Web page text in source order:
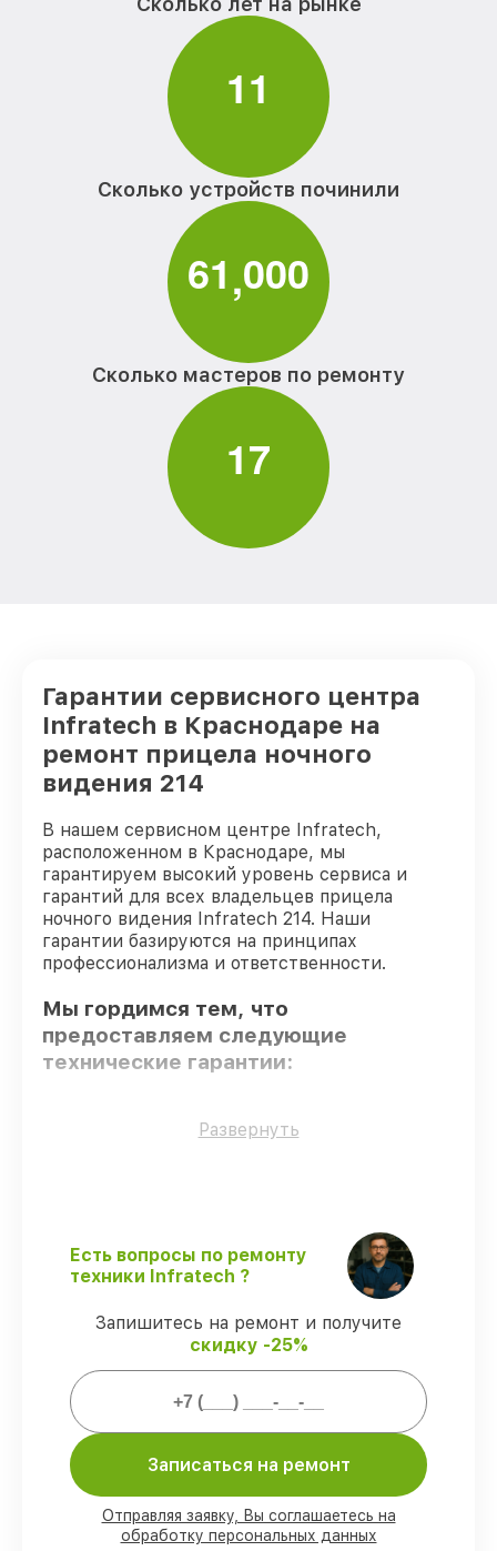
11
Сколько устройств починили
61,000
Сколько мастеров по ремонту
17
Гарантии сервисного центра
Infratech в Краснодаре на
ремонт прицела ночного
видения 214
В нашем сервисном центре Infratech,
расположенном в Краснодаре, мы
гарантируем высокий уровень сервиса и
гарантий для всех владельцев прицела
ночного видения Infratech 214. Наши
гарантии базируются на принципах
профессионализма и ответственности.
Мы гордимся тем, что
предоставляем следующие
технические гарантии:
Только фирменные комплектующие
восстановление прицела ночного
видения 214 выполняется строго в
оговоренные сроки.
– обслуживаем
прицелов ночного видения всегда со
строгим соблюдением гарантийных
обязательств.
Мы гарантируем:
80%работ с возможностью
присутствовать
90%комплектующих для прицелов
Развернуть
Есть вопросы по ремонту
техники Infratech ?
Запишитесь на ремонт и получите
скидку -25%
Записаться на ремонт
Отправляя заявку, Вы соглашаетесь на
обработку персональных данных